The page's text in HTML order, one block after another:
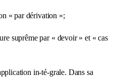
« par dérivation »;
suprême par « devoir » et « cas
in-té-grale. Dans sa